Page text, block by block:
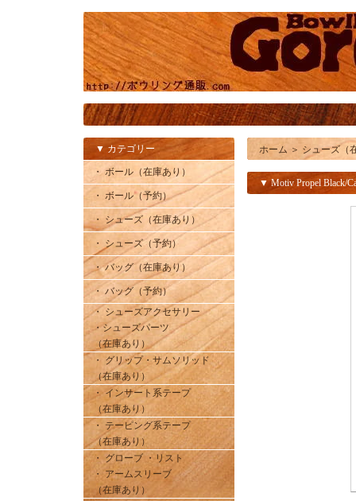
▼ カテゴリー
・ ボール（在庫あり）
・ ボール（予約）
・ シューズ（在庫あり）
・ シューズ（予約）
・ バッグ（在庫あり）
・ バッグ（予約）
・ シューズアクセサリー
・シューズパーツ
（在庫あり）
・ グリップ・サムソリッド
（在庫あり）
・ インサート系テープ
（在庫あり）
・ テーピング系テープ
（在庫あり）
・ グローブ ・リスト
・ アームスリーブ
（在庫あり）
ホーム ＞ シューズ（
▼ Motiv Propel Black/